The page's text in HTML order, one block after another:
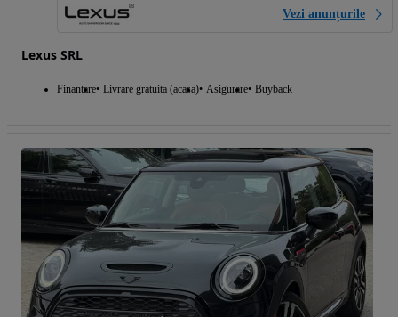
Vezi anunțurile
Lexus SRL
Finantare Livrare gratuita (acasa) Asigurare Buyback